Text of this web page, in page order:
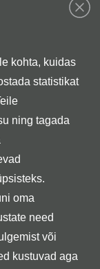
kohta, kuidas
statistikat
ning tagada
oma
need
või
kustuvad aga
Viitamees, dr
dr Aleksei
dr Ingmar
dr Rauno Okas
üldkirurgid dr
dr Airi Tark,
dr
ambulatoorse
leping